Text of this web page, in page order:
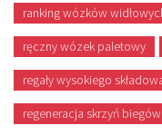
ranking wózków
ręczny wózek paletowy
regały wysokiego
regeneracja skrzyń